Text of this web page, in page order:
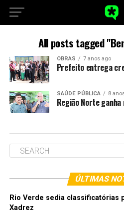
All posts tagged
OBRAS 7 anos ago
Prefeito entrega
SAÚDE PÚBLICA 8
Região Norte ganha
ÚLTIMAS
Rio Verde sedia classificatórias
Xadrez